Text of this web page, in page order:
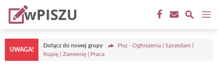
Przejdź
treści
UWAGA!
Dołącz do nowej grupy
Pisz - Ogłoszenia | Sprzedam |
Kupię | Zamienię | Praca